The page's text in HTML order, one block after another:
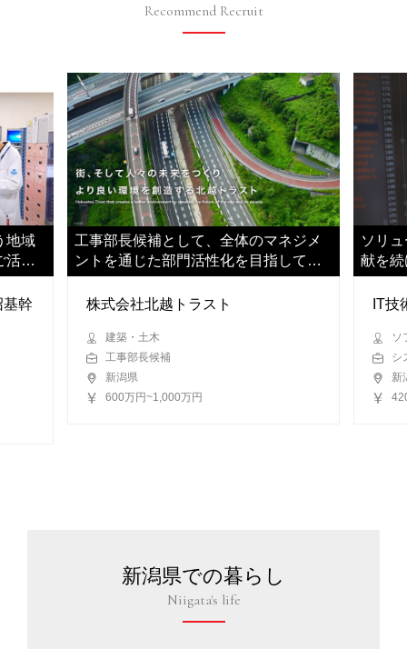
Recommend Recruit
地域
活躍
幹
工事部長候補として、全体のマネジメ
ントを通じた部門活性化を目指してい
ただきます
株式会社北越トラスト
建築・土木
工事部長候補
新潟県
600万円~1,000万円
ソリ
献を
とし
IT技
ソ
シ
新
新潟県での暮らし
Niigata's life